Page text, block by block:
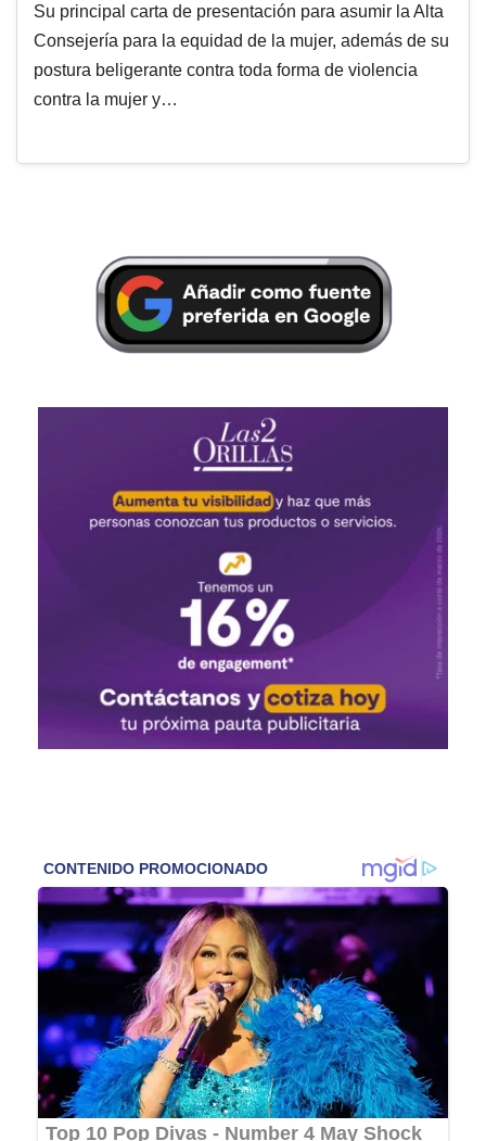
Su principal carta de presentación para asumir la Alta
Consejería para la equidad de la mujer, además de su
postura beligerante contra toda forma de violencia
contra la mujer y…